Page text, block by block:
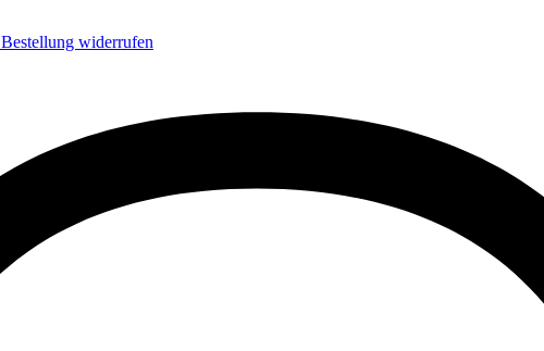
Bestellung widerrufen